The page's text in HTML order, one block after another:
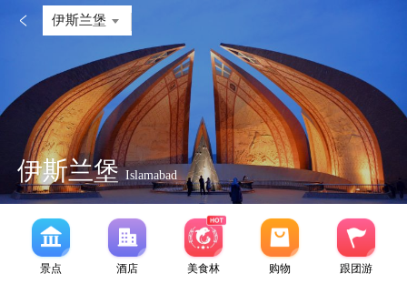
 伊斯兰堡
伊斯兰堡Islamabad
景点 酒店 美食林 购物 跟团游